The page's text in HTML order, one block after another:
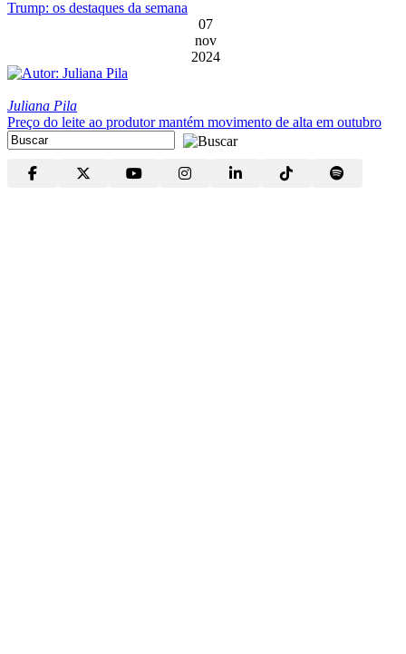
Trump: os destaques da semana
07
nov
2024
Juliana Pila
Preço do leite ao produtor mantém movimento de alta em outubro